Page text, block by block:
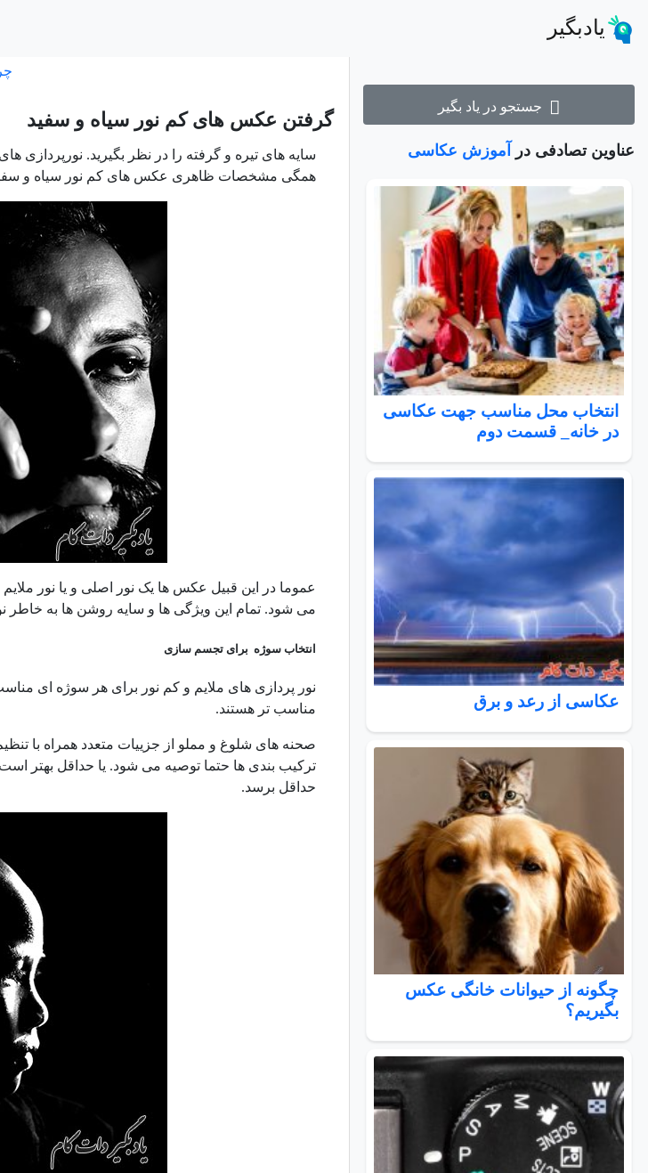
یادبگیر
جستجو در یاد بگیر
عناوین تصادفی در آموزش عکاسی
انتخاب محل مناسب جهت عکاسی
در خانه_ قسمت دوم
عکاسی از رعد و برق
چگونه از حیوانات خانگی عکس
بگیریم؟
گرفتن عکس های کم نور سیاه و سفید
سایه های تیره و گرفته را در نظر بگیرید. نورپردازی
همگی مشخصات ظاهری عکس های کم نور سیاه و
عموما در این قبیل عکس ها یک نور اصلی و یا نور
می شود. تمام این ویژگی ها و سایه روشن ها به
انتخاب سوژه برای تجسم سازی
نور پردازی های ملایم و کم نور برای هر سوژه ای
مناسب تر هستند.
صحنه های شلوغ و مملو از جزییات متعدد همراه با
ترکیب بندی ها حتما توصیه می شود. یا حداقل بهتر
حداقل برسد.